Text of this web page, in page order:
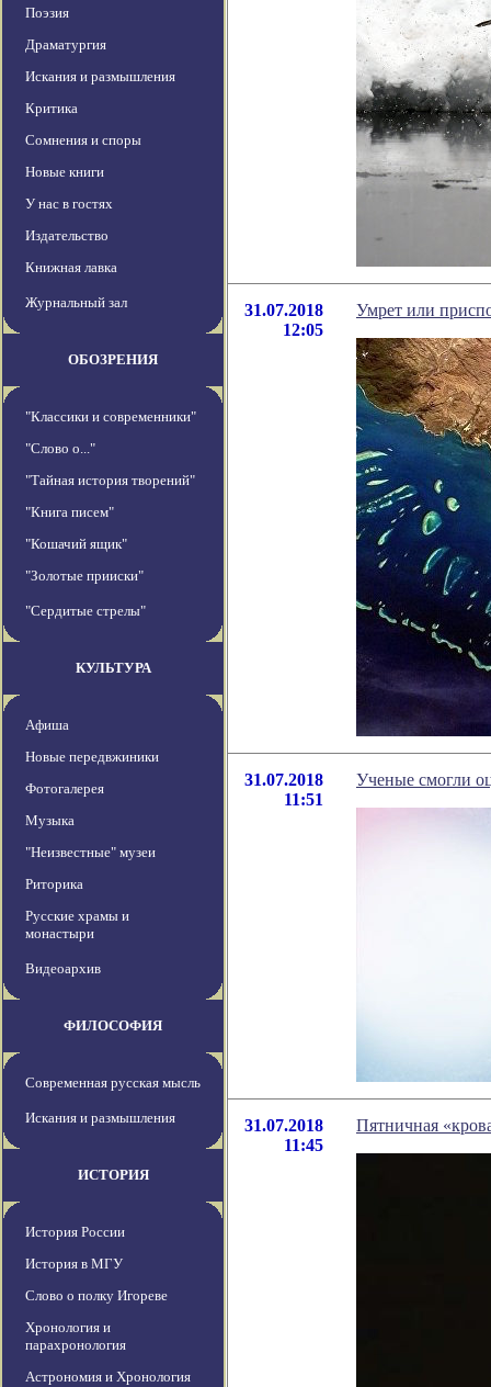
Поэзия
Драматургия
Искания и размышления
Критика
Сомнения и споры
Новые книги
У нас в гостях
Издательство
Книжная лавка
Журнальный зал
ОБОЗРЕНИЯ
"Классики и современники"
"Слово о..."
"Тайная история творений"
"Книга писем"
"Кошачий ящик"
"Золотые прииски"
"Сердитые стрелы"
КУЛЬТУРА
Афиша
Новые передвжиники
Фотогалерея
Музыка
"Неизвестные" музеи
Риторика
Русские храмы и
монастыри
Видеоархив
ФИЛОСОФИЯ
Современная русская мысль
Искания и размышления
ИСТОРИЯ
История России
История в МГУ
Слово о полку Игореве
Хронология и
парахронология
Астрономия и Хронология
31.07.2018
12:05
Умрет или
31.07.2018
11:51
Ученые смогли
31.07.2018
11:45
Пятничная